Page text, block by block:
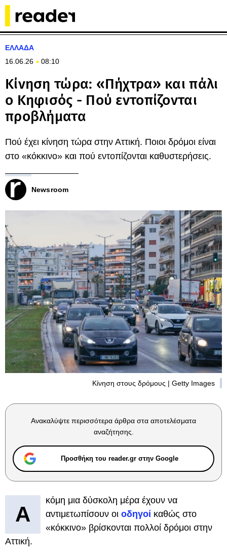
ΕΛΛΑΔΑ
16.06.26
08:10
Κίνηση τώρα: «Πήχτρα» και πάλι
ο Κηφισός - Πού εντοπίζονται
προβλήματα
Πού έχει κίνηση τώρα στην Αττική. Ποιοι δρόμοι είναι
στο «κόκκινο» και πού εντοπίζονται καθυστερήσεις.
Newsroom
Κίνηση στους δρόμους | Getty Images
Ανακαλύψτε περισσότερα άρθρα στα αποτελέσματα
αναζήτησης.
Προσθήκη του reader.gr στην Google
Α
κόμη μια δύσκολη μέρα έχουν να
αντιμετωπίσουν οι οδηγοί καθώς στο
«κόκκινο» βρίσκονται πολλοί δρόμοι στην
Αττική.